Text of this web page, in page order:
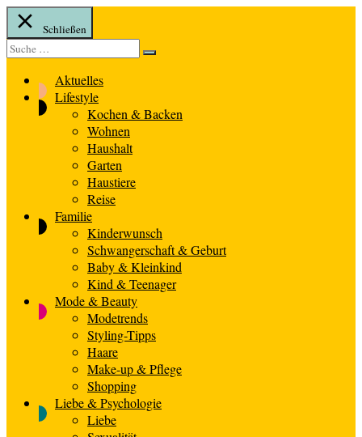
Schließen
Suche
nach:
Suche
Aktuelles
Lifestyle
Kochen & Backen
Wohnen
Haushalt
Garten
Haustiere
Reise
Familie
Kinderwunsch
Schwangerschaft & Geburt
Baby & Kleinkind
Kind & Teenager
Mode & Beauty
Modetrends
Styling-Tipps
Haare
Make-up & Pflege
Shopping
Liebe & Psychologie
Liebe